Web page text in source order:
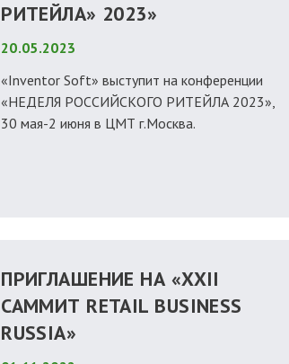
РИТЕЙЛА» 2023»
20.05.2023
«Inventor Soft» выступит на конференции
«НЕДЕЛЯ РОССИЙСКОГО РИТЕЙЛА 2023»,
30 мая-2 июня в ЦМТ г.Москва.
ПРИГЛАШЕНИЕ НА «XXII
САММИТ RETAIL BUSINESS
RUSSIA»